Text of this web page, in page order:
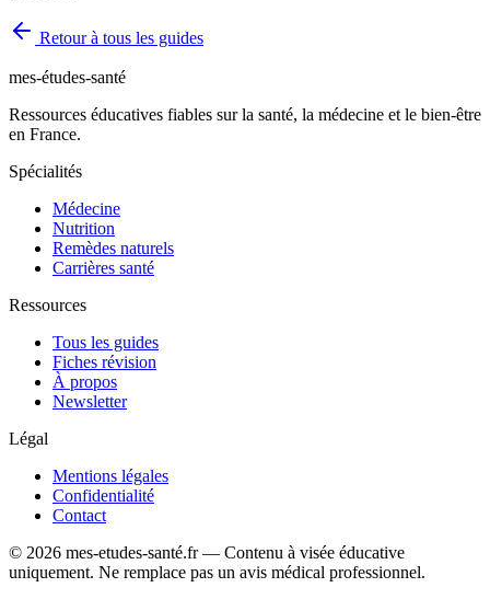
Retour à tous les guides
mes-études-santé
Ressources éducatives fiables sur la santé, la médecine et le bien-être
en France.
Spécialités
Médecine
Nutrition
Remèdes naturels
Carrières santé
Ressources
Tous les guides
Fiches révision
À propos
Newsletter
Légal
Mentions légales
Confidentialité
Contact
© 2026 mes-etudes-santé.fr — Contenu à visée éducative
uniquement. Ne remplace pas un avis médical professionnel.